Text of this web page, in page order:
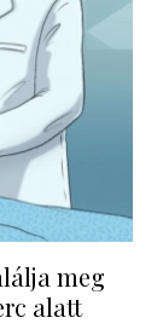
meg
alatt